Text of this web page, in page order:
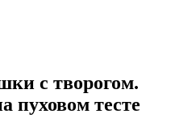
с творогом.
пуховом тесте